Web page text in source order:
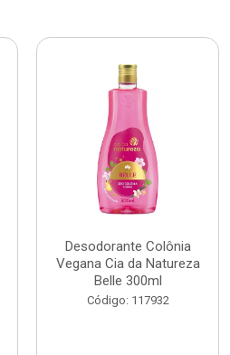
Desodorante Colônia
Vegana Cia da Natureza
Belle 300ml
Código: 117932